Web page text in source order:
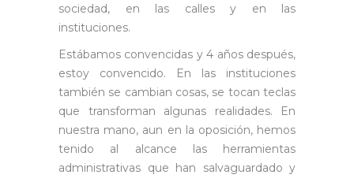
sociedad, en las calles y en las
instituciones.
Estábamos convencidas y 4 años después,
estoy convencido. En las instituciones
también se cambian cosas, se tocan teclas
que transforman algunas realidades. En
nuestra mano, aun en la oposición, hemos
tenido al alcance las herramientas
administrativas que han salvaguardado y